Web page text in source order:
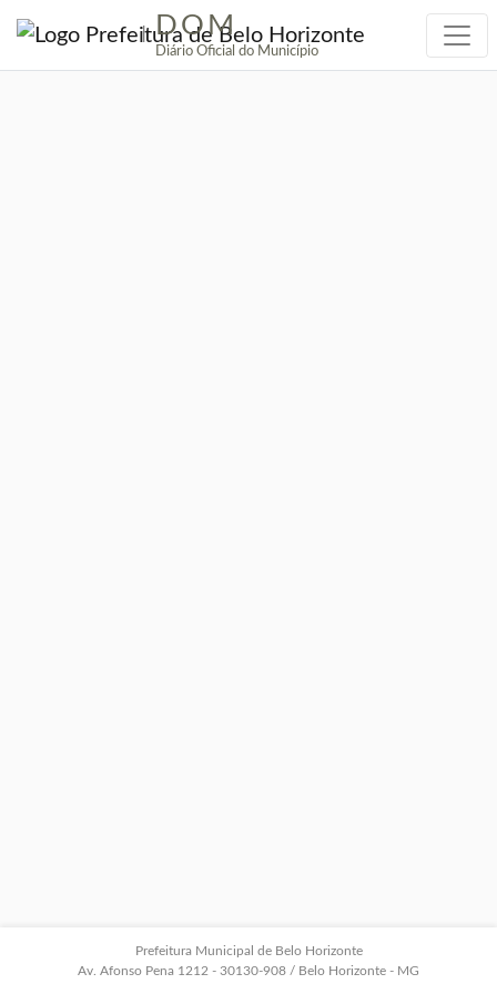
| DOM
Diário Oficial do Município
Prefeitura Municipal de Belo Horizonte
Av. Afonso Pena 1212 - 30130-908 / Belo Horizonte - MG